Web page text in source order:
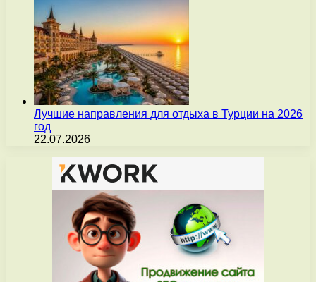
Лучшие направления для отдыха в Турции на 2026
год
22.07.2026